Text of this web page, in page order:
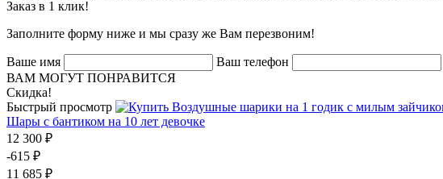
Заказ в 1 клик!
Заполните форму ниже и мы сразу же Вам перезвоним!
Ваше имя Ваш телефон
ВАМ МОГУТ ПОНРАВИТСЯ
Скидка!
Быстрый просмотр
Шары с бантиком на 10 лет девочке
12 300 ₽
-615 ₽
11 685 ₽